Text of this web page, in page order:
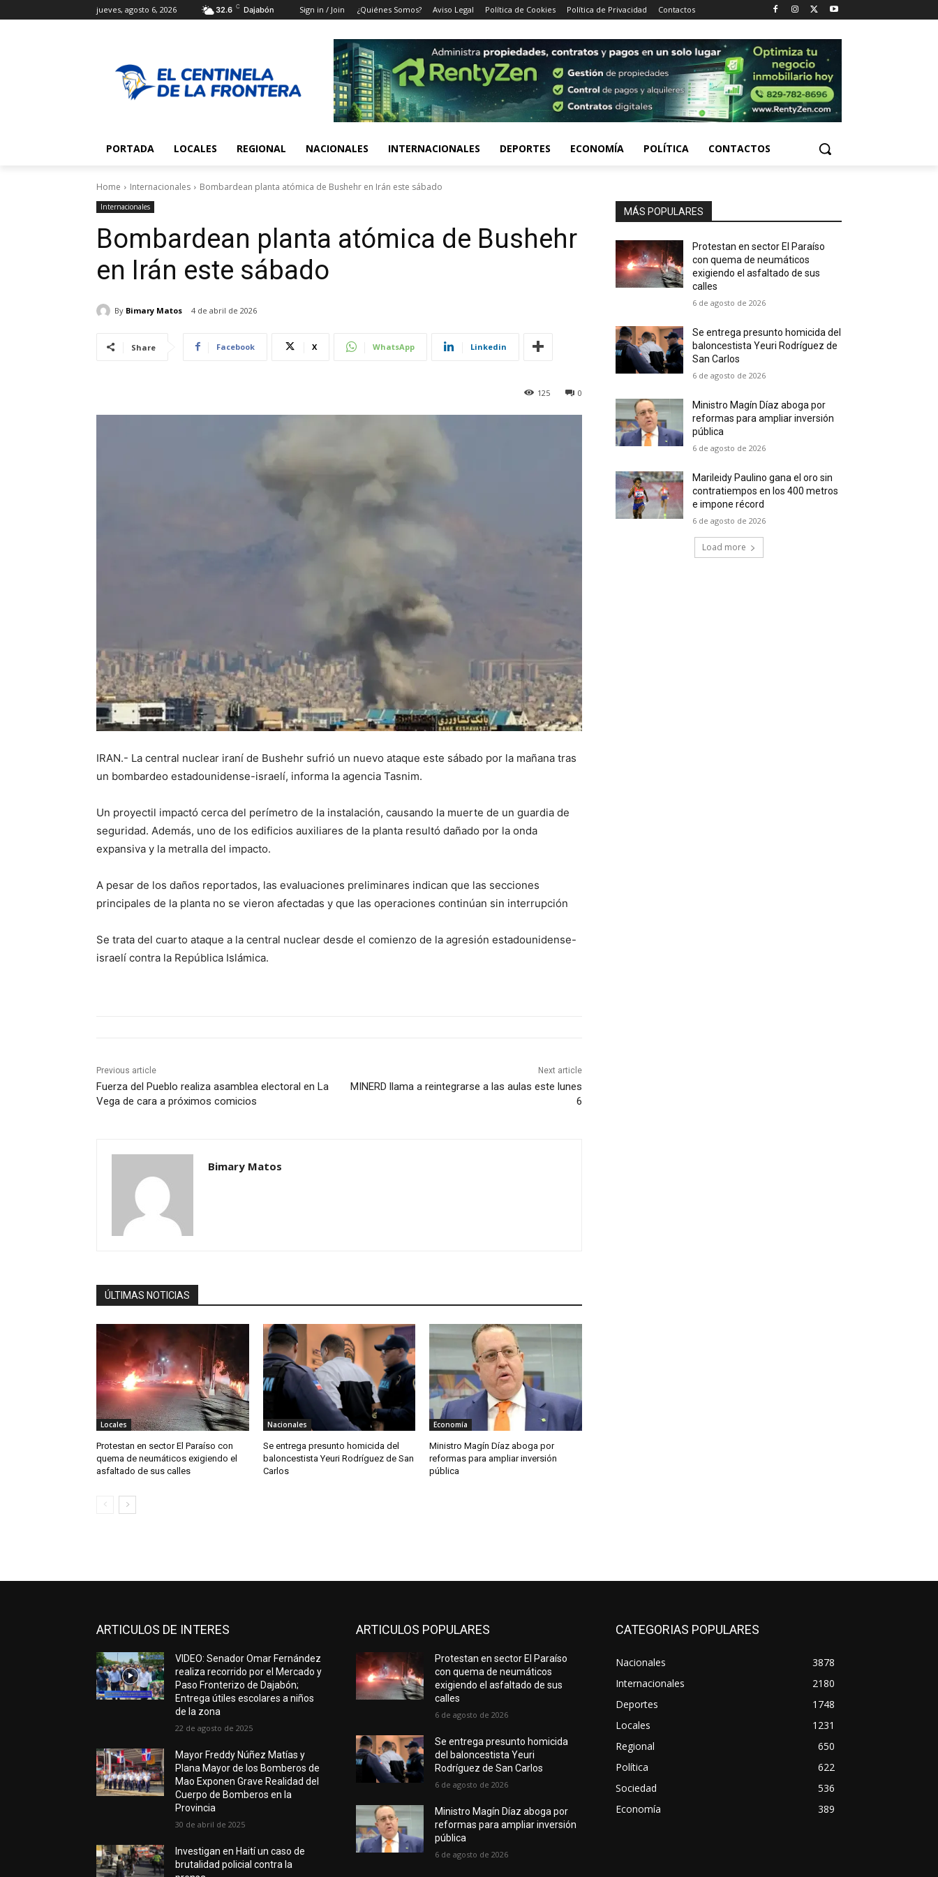
jueves, agosto 6, 2026 32.6 C Dajabón Sign in / Join ¿Quiénes Somos? Aviso Legal Política de Cookies Política de Privacidad Contactos
PORTADA LOCALES REGIONAL NACIONALES INTERNACIONALES DEPORTES ECONOMÍA POLÍTICA CONTACTOS
Home Internacionales Bombardean planta atómica de Bushehr en Irán este sábado
Internacionales
Bombardean planta atómica de Bushehr
en Irán este sábado
By Bimary Matos 4 de abril de 2026
Share Facebook X WhatsApp Linkedin
0
125
IRAN.- La central nuclear iraní de Bushehr sufrió un nuevo ataque este sábado por la mañana tras
un bombardeo estadounidense-israelí, informa la agencia Tasnim.
Un proyectil impactó cerca del perímetro de la instalación, causando la muerte de un guardia de
seguridad. Además, uno de los edificios auxiliares de la planta resultó dañado por la onda
expansiva y la metralla del impacto.
A pesar de los daños reportados, las evaluaciones preliminares indican que las secciones
principales de la planta no se vieron afectadas y que las operaciones continúan sin interrupción
Se trata del cuarto ataque a la central nuclear desde el comienzo de la agresión estadounidense-
israelí contra la República Islámica.
Previous article
Fuerza del Pueblo realiza asamblea electoral en La
Vega de cara a próximos comicios
Next article
MINERD llama a reintegrarse a las aulas este lunes
6
Bimary Matos
ÚLTIMAS NOTICIAS
Locales
Protestan en sector El Paraíso con
quema de neumáticos exigiendo el
asfaltado de sus calles
Nacionales
Se entrega presunto homicida del
baloncestista Yeuri Rodríguez de San
Carlos
Economía
Ministro Magín Díaz aboga por
reformas para ampliar inversión
pública
MÁS POPULARES
Protestan en sector El Paraíso
con quema de neumáticos
exigiendo el asfaltado de sus
calles
6 de agosto de 2026
Se entrega presunto homicida del
baloncestista Yeuri Rodríguez de
San Carlos
6 de agosto de 2026
Ministro Magín Díaz aboga por
reformas para ampliar inversión
pública
6 de agosto de 2026
Marileidy Paulino gana el oro sin
contratiempos en los 400 metros
e impone récord
6 de agosto de 2026
Load more
ARTICULOS DE INTERES
VIDEO: Senador Omar Fernández
realiza recorrido por el Mercado y
Paso Fronterizo de Dajabón;
Entrega útiles escolares a niños
de la zona
22 de agosto de 2025
Mayor Freddy Núñez Matías y
Plana Mayor de los Bomberos de
Mao Exponen Grave Realidad del
Cuerpo de Bomberos en la
Provincia
30 de abril de 2025
Investigan en Haití un caso de
brutalidad policial contra la
ARTICULOS POPULARES
Protestan en sector El Paraíso
con quema de neumáticos
exigiendo el asfaltado de sus
calles
6 de agosto de 2026
Se entrega presunto homicida
del baloncestista Yeuri
Rodríguez de San Carlos
6 de agosto de 2026
Ministro Magín Díaz aboga por
reformas para ampliar inversión
pública
6 de agosto de 2026
CATEGORIAS POPULARES
Nacionales
3878
Internacionales
2180
Deportes
1748
Locales
1231
Regional
650
Política
622
Sociedad
536
Economía
389